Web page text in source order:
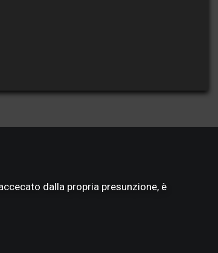
dalla propria presunzione, è